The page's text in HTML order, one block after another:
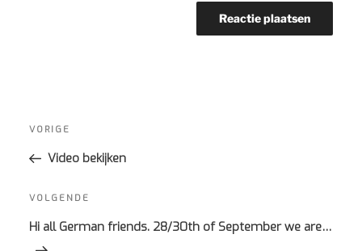
navigatie
Vorig
bericht
VORIGE
Video bekijken
Volgend
bericht
VOLGENDE
Hi all German friends. 28/30th of September we are…